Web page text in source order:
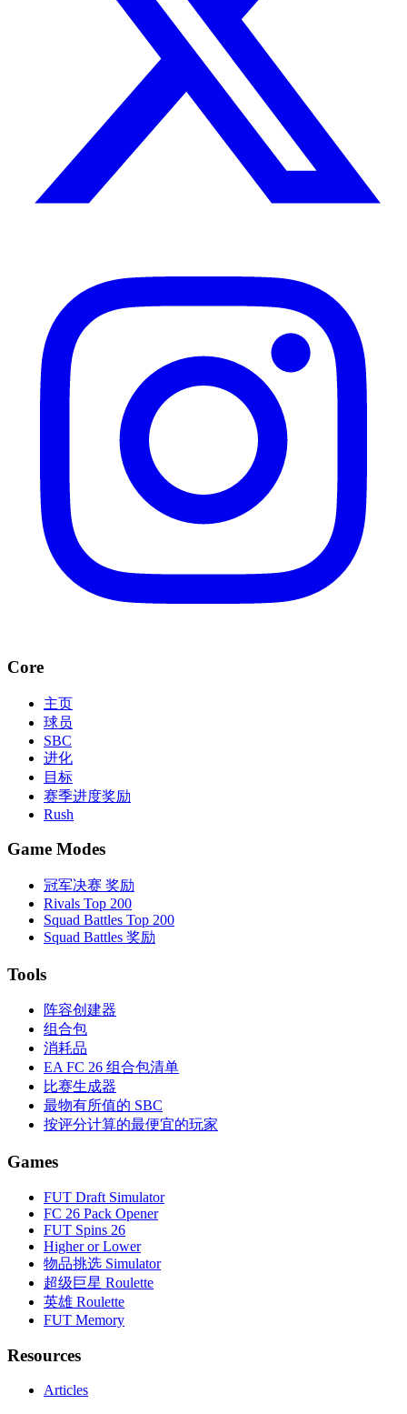
Core
主页
球员
SBC
进化
目标
赛季进度奖励
Rush
Game Modes
冠军决赛 奖励
Rivals Top 200
Squad Battles Top 200
Squad Battles 奖励
Tools
阵容创建器
组合包
消耗品
EA FC 26 组合包清单
比赛生成器
最物有所值的 SBC
按评分计算的最便宜的玩家
Games
FUT Draft Simulator
FC 26 Pack Opener
FUT Spins 26
Higher or Lower
物品挑选 Simulator
超级巨星 Roulette
英雄 Roulette
FUT Memory
Resources
Articles